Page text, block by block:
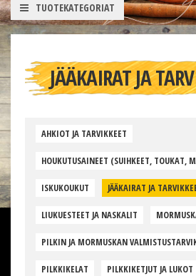
TUOTEKATEGORIAT
JÄÄKAIRAT JA
AHKIOT JA TARVIKKEET
HOUKUTUSAINEET (SUIHKEET, TOUKAT,
ISKUKOUKUT JÄÄKAIRAT JA
LIUKUESTEET JA NASKALIT
PILKIN JA MORMUSKAN
PILKKIKELAT PILKKIKETJUT JA LUKOT